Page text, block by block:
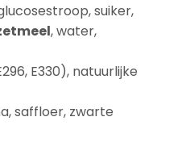
suiker,
, water,
E330), natuurlijke
saffloer, zwarte